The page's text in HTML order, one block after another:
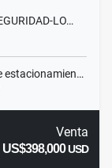
LO…
Venta
US$398,000USD